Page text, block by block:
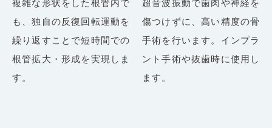
も、独自の反復回転運動を
繰り返すことで短時間での
根管拡大・形成を実現しま
す。
傷つけずに、高い精度の骨
手術を行います。インプラ
ント手術や抜歯時に使用し
ます。